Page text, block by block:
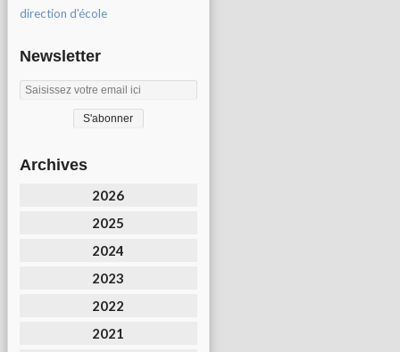
direction d'école
Newsletter
Archives
2026
2025
2024
2023
2022
2021